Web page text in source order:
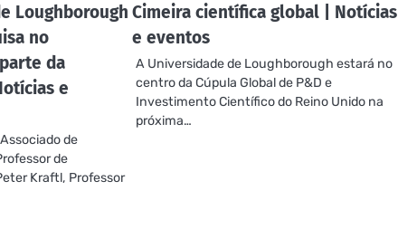
Loughborough
no
da
e
de
de
Kraftl, Professor
Cimeira científica global | Notícias
e eventos
A Universidade de Loughborough estará no
centro da Cúpula Global de P&D e
Investimento Científico do Reino Unido na
próxima…